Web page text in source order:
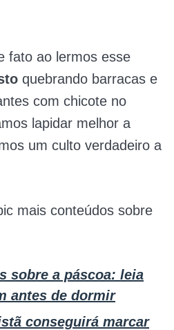
fato ao lermos esse
quebrando barracas e
com chicote no
lapidar melhor a
um culto verdadeiro a
mais conteúdos sobre
sobre a páscoa: leia
antes de dormir
conseguirá marcar